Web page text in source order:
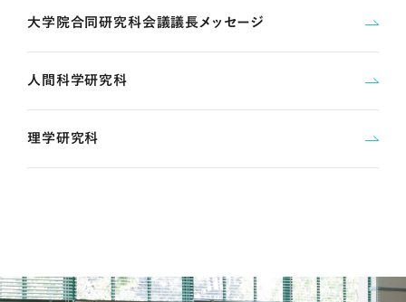
大学院合同研究科会議議長メッセージ
人間科学研究科
理学研究科